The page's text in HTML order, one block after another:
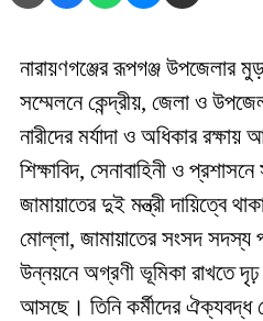
নারায়ণগঞ্জের রূপগঞ্জ উপজেলার
সম্মেলনে কেন্দ্রীয়, জেলা ও
নারীদের মর্যাদা ও অধিকার
শিক্ষাবিদ, সেনাবাহিনী ও
জামায়াতের দুই মন্ত্রী দায়িত্বে
মোল্লা, জামায়াতের সংসদ সদস্য
উন্নয়নে অগ্রণী ভূমিকা রাখতে দৃঢ়
আসছে। তিনি কর্মীদের ঐক্যবদ্ধ